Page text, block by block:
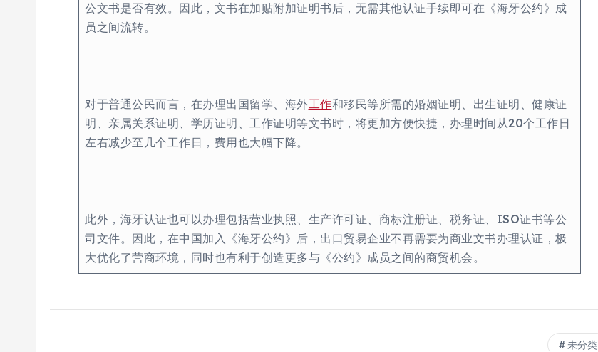
公文书是否有效。因此，文书在加贴附加证明书后，无需其他认证手续即可在《海牙公约》成
员之间流转。
对于普通公民而言，在办理出国留学、海外工作和移民等所需的婚姻证明、出生证明、健康证
明、亲属关系证明、学历证明、工作证明等文书时，将更加方便快捷，办理时间从20个工作日
左右减少至几个工作日，费用也大幅下降。
此外，海牙认证也可以办理包括营业执照、生产许可证、商标注册证、税务证、ISO证书等公
司文件。因此，在中国加入《海牙公约》后，出口贸易企业不再需要为商业文书办理认证，极
大优化了营商环境，同时也有利于创造更多与《公约》成员之间的商贸机会。
未分类